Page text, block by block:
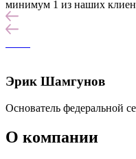
минимум 1 из наших
Эрик Шамгунов
Основатель федеральной
О компании